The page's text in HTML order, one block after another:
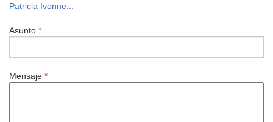
Patricia Ivonne...
Asunto *
Mensaje *